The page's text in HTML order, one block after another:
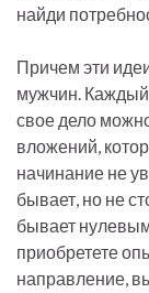
найди
Причем эти
мужчин. Каждый
свое дело
вложений,
начинание не
бывает, но не
бывает
приобретете
направление,